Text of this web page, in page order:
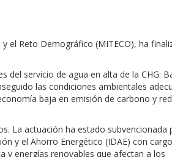
el Reto Demográfico (MITECO), ha
servicio de agua en alta de la CHG:
las condiciones ambientales
baja en emisión de carbono y
La actuación ha estado subvencionada
y el Ahorro Energético (IDAE) con
y energías renovables que afectan a los